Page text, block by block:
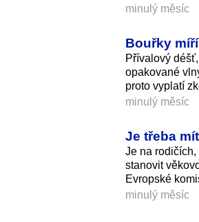
minulý měsíc
Bouřky
Přívalový
opakované
proto vyplatí
minulý měsíc
Je třeba
Je na
stanovit
Evropské
minulý měsíc